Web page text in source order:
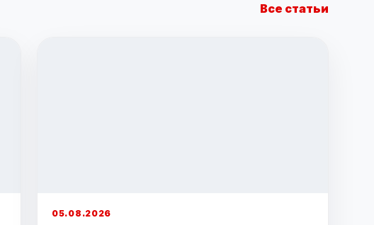
Все статьи
05.08.2026